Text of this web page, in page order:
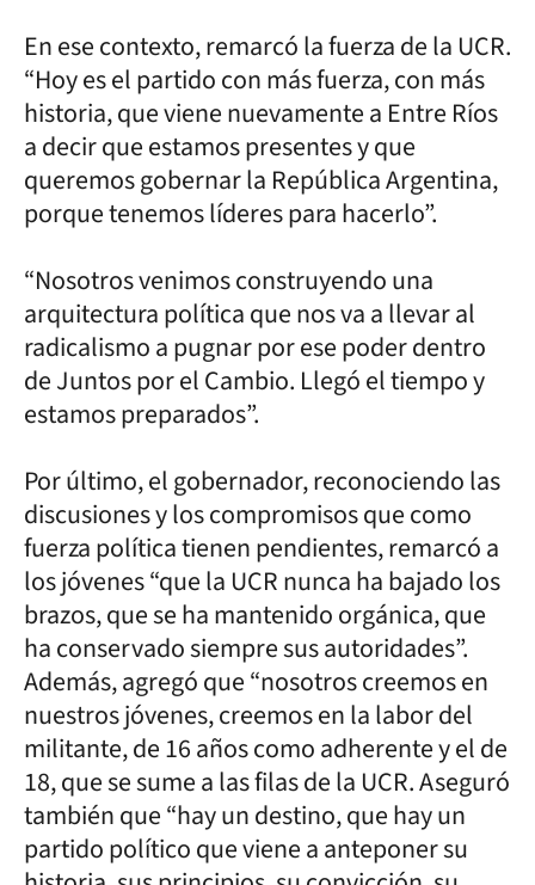
En ese contexto, remarcó la fuerza de la UCR.
“Hoy es el partido con más fuerza, con más
historia, que viene nuevamente a Entre Ríos
a decir que estamos presentes y que
queremos gobernar la República Argentina,
porque tenemos líderes para hacerlo”.
“Nosotros venimos construyendo una
arquitectura política que nos va a llevar al
radicalismo a pugnar por ese poder dentro
de Juntos por el Cambio. Llegó el tiempo y
estamos preparados”.
Por último, el gobernador, reconociendo las
discusiones y los compromisos que como
fuerza política tienen pendientes, remarcó a
los jóvenes “que la UCR nunca ha bajado los
brazos, que se ha mantenido orgánica, que
ha conservado siempre sus autoridades”.
Además, agregó que “nosotros creemos en
nuestros jóvenes, creemos en la labor del
militante, de 16 años como adherente y el de
18, que se sume a las filas de la UCR. Aseguró
también que “hay un destino, que hay un
partido político que viene a anteponer su